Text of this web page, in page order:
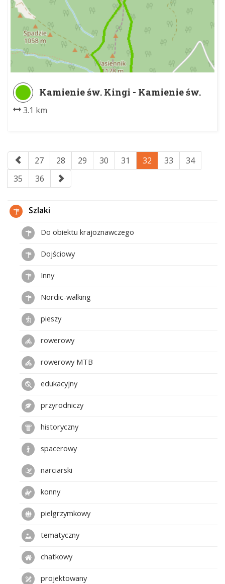
Kamienie św. Kingi - Kamienie św.
3.1 km
27 28 29 30 31 32 33
34
35
36
Szlaki
Do obiektu krajoznawczego
Dojściowy
Inny
Nordic-walking
pieszy
rowerowy
rowerowy MTB
edukacyjny
przyrodniczy
historyczny
spacerowy
narciarski
konny
pielgrzymkowy
tematyczny
chatkowy
projektowany